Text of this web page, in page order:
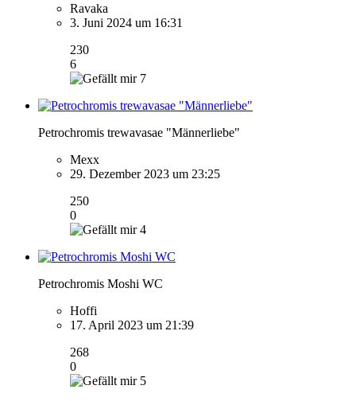
Ravaka
3. Juni 2024 um 16:31
230
6
7
Petrochromis trewavasae "Männerliebe"
Mexx
29. Dezember 2023 um 23:25
250
0
4
Petrochromis Moshi WC
Hoffi
17. April 2023 um 21:39
268
0
5